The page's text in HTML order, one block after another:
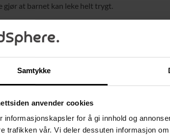
Samtykke
anvender cookies
informasjonskapsler for å gi innhold og
trafikken vår. Vi deler dessuten informasjon
gjør at barnet kan leke helt trygt.
den romslige designen stimulerer fantasi og
eller koselige stunder alene.
5 minutter – ideelt for hjemmet, hagen og
glassfiber, rustfritt stål